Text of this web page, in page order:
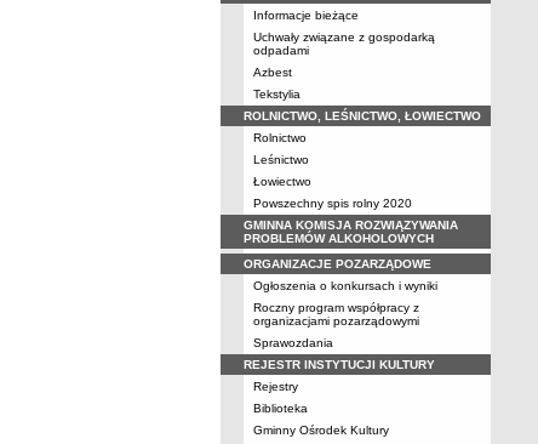
Informacje bieżące
Uchwały związane z gospodarką
odpadami
Azbest
Tekstylia
ROLNICTWO, LEŚNICTWO, ŁOWIECTWO
Rolnictwo
Leśnictwo
Łowiectwo
Powszechny spis rolny 2020
GMINNA KOMISJA ROZWIĄZYWANIA
PROBLEMÓW ALKOHOLOWYCH
ORGANIZACJE POZARZĄDOWE
Ogłoszenia o konkursach i wyniki
Roczny program współpracy z
organizacjami pozarządowymi
Sprawozdania
REJESTR INSTYTUCJI KULTURY
Rejestry
Biblioteka
Gminny Ośrodek Kultury